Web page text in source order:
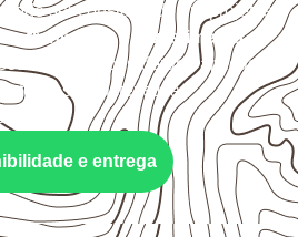
pode ser considerado em projetos
transporte e revestimento
deve considerar a aplicação,
e as características
e entrega